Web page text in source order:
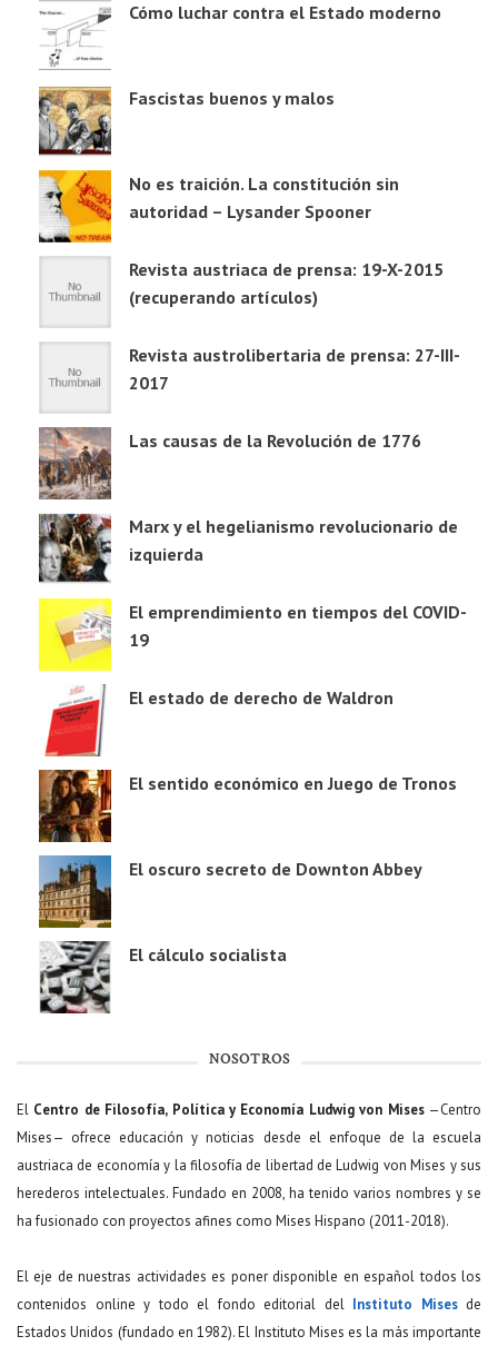
Cómo luchar contra el Estado moderno
Fascistas buenos y malos
No es traición. La constitución sin
autoridad – Lysander Spooner
Revista austriaca de prensa: 19-X-2015
(recuperando artículos)
Revista austrolibertaria de prensa: 27-III-
2017
Las causas de la Revolución de 1776
Marx y el hegelianismo revolucionario de
izquierda
El emprendimiento en tiempos del COVID-
19
El estado de derecho de Waldron
El sentido económico en Juego de Tronos
El oscuro secreto de Downton Abbey
El cálculo socialista
NOSOTROS
El Centro de Filosofía, Política y Economía Ludwig von Mises—Centro
Mises— ofrece educación y noticias desde el enfoque de la escuela
austriaca de economía y la filosofía de libertad de Ludwig von Mises y sus
herederos intelectuales. Fundado en 2008, ha tenido varios nombres y se
ha fusionado con proyectos afines como Mises Hispano (2011-2018).
El eje de nuestras actividades es poner disponible en español todos los
contenidos online y todo el fondo editorial del Instituto Misesde
Estados Unidos (fundado en 1982). El Instituto Mises es la más importante